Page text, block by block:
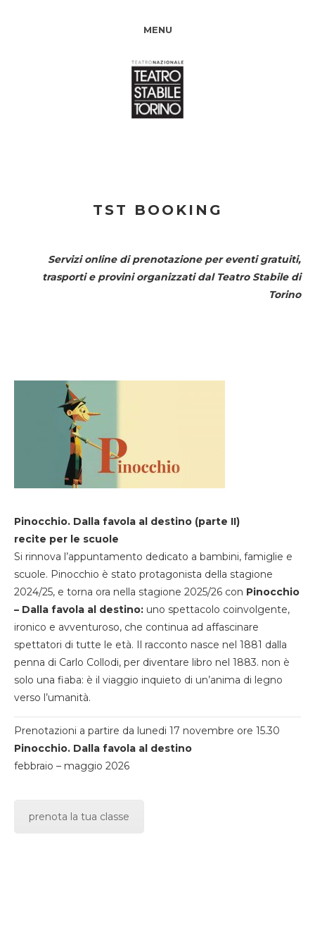
MENU
TST BOOKING
Servizi online di prenotazione per eventi gratuiti,
trasporti e provini organizzati dal Teatro Stabile di
Torino
Pinocchio. Dalla favola al destino (parte II)
recite per le scuole
Si rinnova l’appuntamento dedicato a bambini, famiglie e
scuole. Pinocchio è stato protagonista della stagione
2024/25, e torna ora nella stagione 2025/26 con Pinocchio
– Dalla favola al destino: uno spettacolo coinvolgente,
ironico e avventuroso, che continua ad affascinare
spettatori di tutte le età. Il racconto nasce nel 1881 dalla
penna di Carlo Collodi, per diventare libro nel 1883. non è
solo una fiaba: è il viaggio inquieto di un’anima di legno
verso l’umanità.
Prenotazioni a partire da lunedi 17 novembre ore 15.30
Pinocchio. Dalla favola al destino
febbraio – maggio 2026
prenota la tua classe